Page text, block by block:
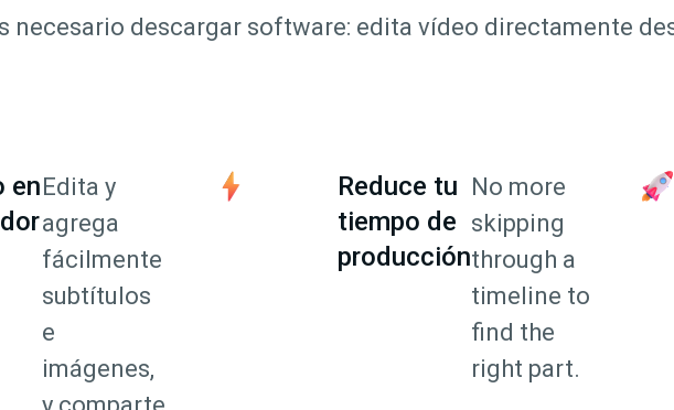
necesario descargar software: edita vídeo directamente
enEdita y
agrega
fácilmente
subtítulos
e
imágenes,
Reduce tu
tiempo de
producción
No more
skipping
through a
timeline to
find the
right part.